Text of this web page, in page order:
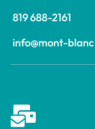
819 688-2161
info@mont-
